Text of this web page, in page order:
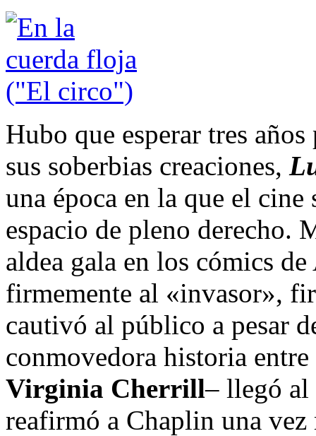
Hubo que esperar tres
sus soberbias creaciones,
una época en la que el cine
espacio de pleno derecho.
aldea gala en los cómics
firmemente al «invasor»,
cautivó al público a pesar
conmovedora historia
Virginia Cherrill– llegó al
reafirmó a Chaplin una vez